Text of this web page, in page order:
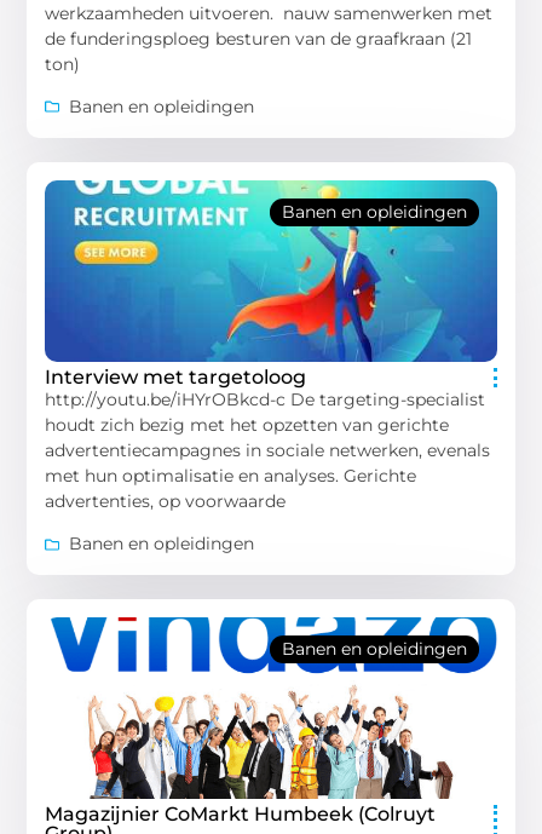
werkzaamheden uitvoeren. nauw samenwerken met
de funderingsploeg besturen van de graafkraan (21
ton)
Banen en opleidingen
Banen en opleidingen
Interview met targetoloog
http://youtu.be/iHYrOBkcd-c De targeting-specialist
houdt zich bezig met het opzetten van gerichte
advertentiecampagnes in sociale netwerken, evenals
met hun optimalisatie en analyses. Gerichte
advertenties, op voorwaarde
Banen en opleidingen
Banen en opleidingen
Magazijnier CoMarkt Humbeek (Colruyt